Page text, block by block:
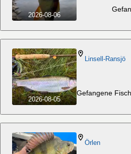
2026-08-06
2026-08-05
Linsell-Ransjö
Gefangene
Örlen